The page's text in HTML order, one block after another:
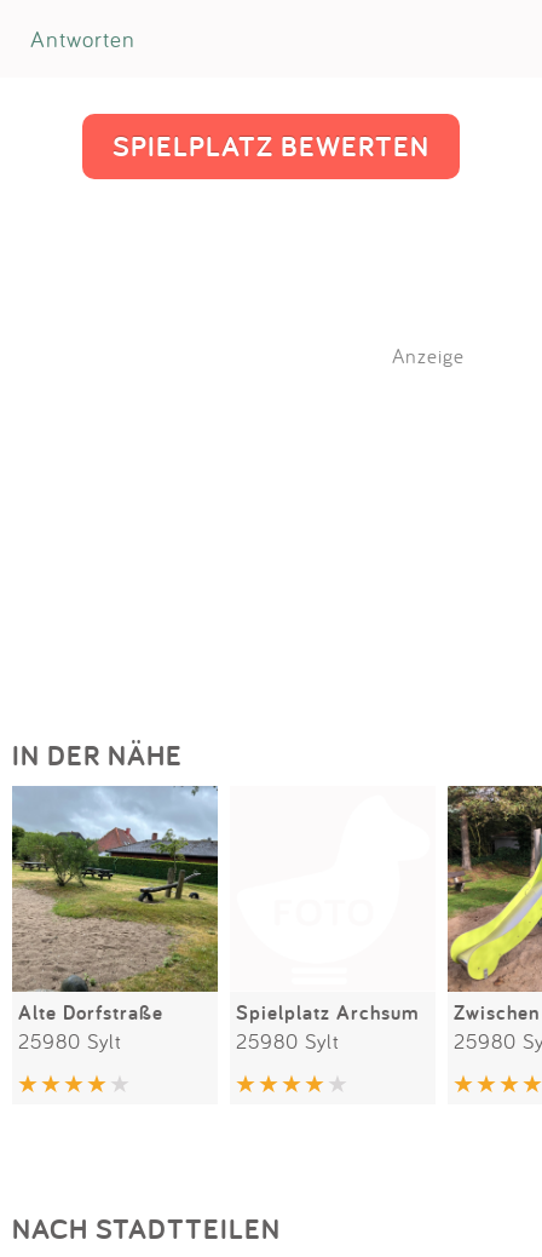
Antworten
SPIELPLATZ BEWERTEN
Anzeige
IN DER NÄHE
Alte Dorfstraße
25980 Sylt
Spielplatz Archsum
25980 Sylt 25980
NACH STADTTEILEN